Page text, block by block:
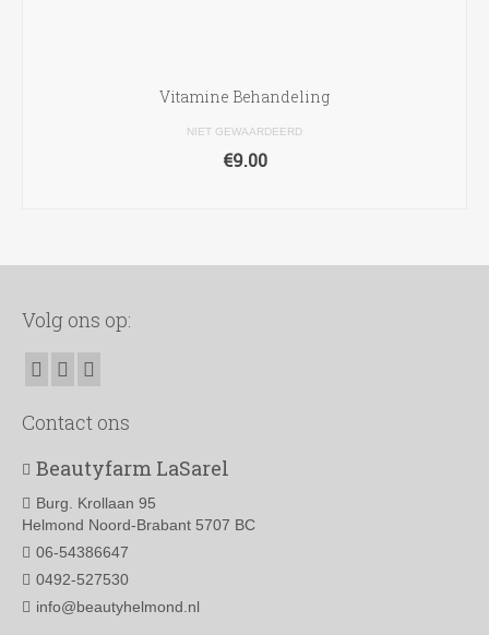
Vitamine Behandeling
NIET GEWAARDEERD
€9.00
Volg ons op:
Contact ons
Beautyfarm LaSarel
Burg. Krollaan 95
Helmond Noord-Brabant 5707 BC
06-54386647
0492-527530
info@beautyhelmond.nl